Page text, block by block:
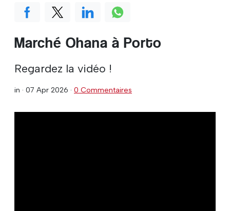
Marché Ohana à Porto
Regardez la vidéo !
in · 07 Apr 2026 · 0 Commentaires